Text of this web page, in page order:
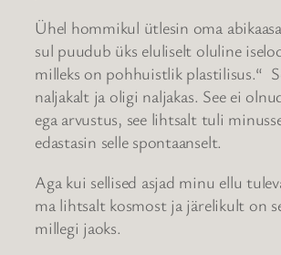
Ühel hommikul ütlesin oma
sul puudub üks eluliselt oluline
milleks on pohhuistlik plastilisus.“
naljakalt ja oligi naljakas. See ei
ega arvustus, see lihtsalt tuli
edastasin selle spontaanselt.
Aga kui sellised asjad minu ellu
ma lihtsalt kosmost ja järelikult on
millegi jaoks.